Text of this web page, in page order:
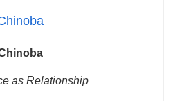
as Relationship